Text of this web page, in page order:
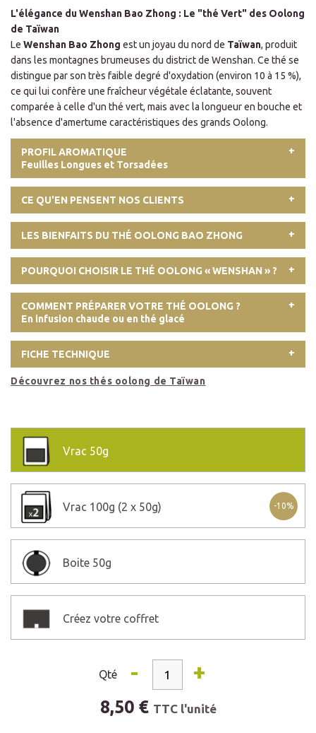
L'élégance du Wenshan Bao Zhong : Le "thé Vert" des Oolong
de Taïwan
Le Wenshan Bao Zhong est un joyau du nord de Taïwan, produit
dans les montagnes brumeuses du district de Wenshan. Ce thé se
distingue par son très faible degré d'oxydation (environ 10 à 15 %),
ce qui lui confère une fraîcheur végétale éclatante, souvent
comparée à celle d'un thé vert, mais avec la longueur en bouche et
l'absence d'amertume caractéristiques des grands Oolong.
PROFIL AROMATIQUE
Feuilles Longues et Torsadées
CE QU'EN PENSENT NOS CLIENTS
LES BIENFAITS DU THÉ OOLONG BAO ZHONG
POURQUOI CHOISIR LE THÉ OOLONG « WENSHAN » ?
COMMENT PRÉPARER VOTRE THÉ OOLONG ?
En infusion chaude ou en thé glacé
FICHE TECHNIQUE
Découvrez nos thés oolong de Taïwan
Vrac 50g
-10%
Vrac 100g (2 x 50g)
Boite 50g
Créez votre coffret
Qté - +
8,50 € TTC l'unité